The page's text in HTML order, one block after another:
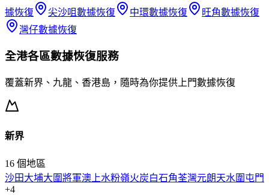
據恢復 尖沙咀數據恢復 中環數據恢復 旺角數據恢復
灣仔數據恢復
全港各區數據恢復服務
覆蓋新界、九龍、香港島，隨時為你提供上門數據恢復
新界
16 個地區
沙田大埔大圍將軍澳 上水粉嶺火炭白石角荃灣元朗天水圍 屯門
+4